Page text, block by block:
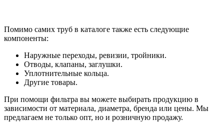
Помимо самих труб в каталоге также есть следующие
компоненты:
Наружные переходы, ревизии, тройники.
Отводы, клапаны, заглушки.
Уплотнительные кольца.
Другие товары.
При помощи фильтра вы можете выбирать продукцию в
зависимости от материала, диаметра, бренда или цены. Мы
предлагаем не только опт, но и розничную продажу.